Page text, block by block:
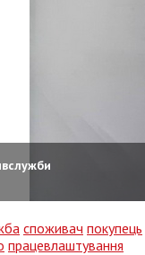
споживач покупець
працевлаштування